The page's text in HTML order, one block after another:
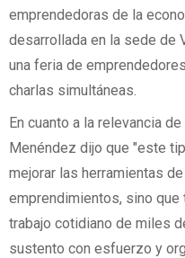
emprendedoras de la
desarrollada en la sede de
una feria de
charlas simultáneas.
En cuanto a la relevancia
Menéndez dijo que "este
mejorar las herramientas
emprendimientos, sino
trabajo cotidiano de miles
sustento con esfuerzo y